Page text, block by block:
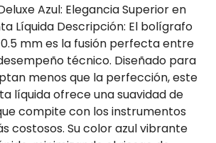
Azul: Elegancia Superior en
Líquida Descripción: El bolígrafo
mm es la fusión perfecta entre
técnico. Diseñado para
menos que la perfección, este
líquida ofrece una suavidad de
compite con los instrumentos
costosos. Su color azul vibrante